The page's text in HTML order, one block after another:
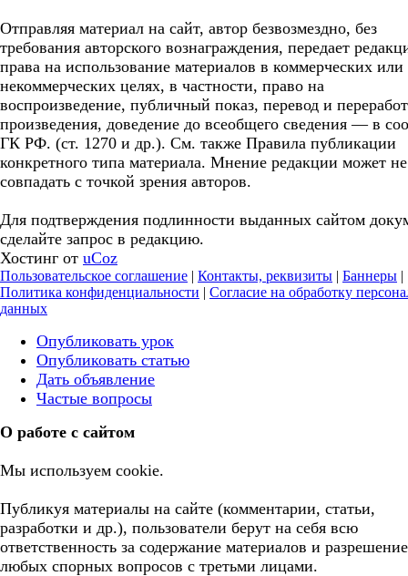
Отправляя материал на сайт, автор безвозмездно, без
требования авторского вознаграждения, передает
права на использование материалов в коммерческих или
некоммерческих целях, в частности, право на
воспроизведение, публичный показ, перевод и
произведения, доведение до всеобщего сведения — в
ГК РФ. (ст. 1270 и др.). См. также Правила публикации
конкретного типа материала. Мнение редакции может не
совпадать с точкой зрения авторов.
Для подтверждения подлинности выданных сайтом
сделайте запрос в редакцию.
Хостинг от uCoz
Пользовательское соглашение | Контакты, реквизиты | Баннеры |
Политика конфиденциальности | Согласие на обработку
данных
Опубликовать урок
Опубликовать статью
Дать объявление
Частые вопросы
О работе с сайтом
Мы используем cookie.
Публикуя материалы на сайте (комментарии, статьи,
разработки и др.), пользователи берут на себя всю
ответственность за содержание материалов и разрешение
любых спорных вопросов с третьми лицами.